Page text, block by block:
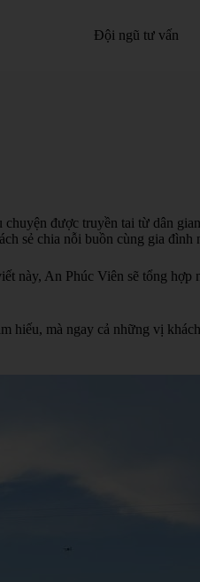
Đội ngũ tư vấn
được truyền tai từ dân
sẻ chia nỗi buồn cùng gia đình
này, An Phúc Viên sẽ tổng
mà ngay cả những vị